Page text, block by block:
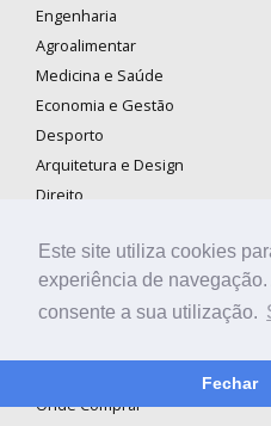
Este site utiliza cookies
experiência de
consente a sua utilização.
Fechar
Engenharia
Agroalimentar
Medicina e Saúde
Economia e Gestão
Desporto
Arquitetura e Design
Direito
Revistas
Onde Comprar